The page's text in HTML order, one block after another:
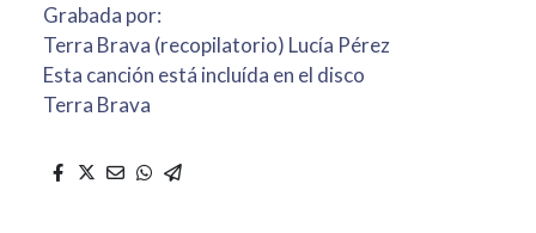
Grabada por:
Terra Brava (recopilatorio) Lucía Pérez
Esta canción está incluída en el disco
Terra Brava